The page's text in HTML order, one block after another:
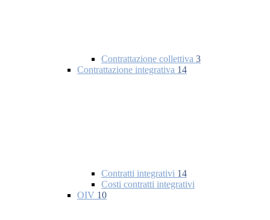
Contrattazione collettiva 3
Contrattazione integrativa 14
Contratti integrativi 14
Costi contratti integrativi
OIV 10